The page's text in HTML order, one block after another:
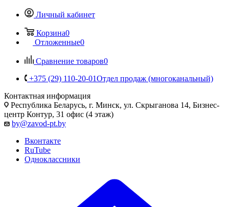
Личный кабинет
Корзина0
Отложенные0
Сравнение товаров0
+375 (29) 110-20-01Отдел продаж (многоканальный)
Контактная информация
Республика Беларусь, г. Минск, ул. Скрыганова 14, Бизнес-
центр Контур, 31 офис (4 этаж)
by@zavod-pt.by
Вконтакте
RuTube
Одноклассники